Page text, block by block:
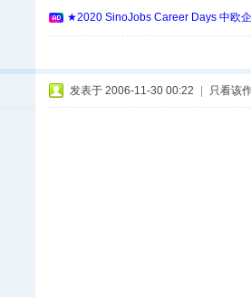
★2020 SinoJobs Career Days 中欧
发表于 2006-11-30 00:22 只看该